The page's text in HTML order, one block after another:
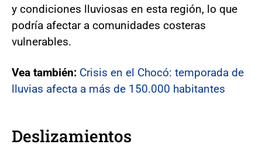
y condiciones lluviosas en esta región, lo que
podría afectar a comunidades costeras
vulnerables.
Vea también: Crisis en el Chocó: temporada de
lluvias afecta a más de 150.000 habitantes
Deslizamientos